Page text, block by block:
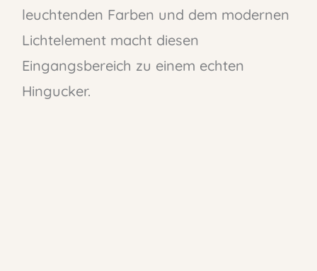
leuchtenden Farben und dem modernen
Lichtelement macht diesen
Eingangsbereich zu einem echten
Hingucker.